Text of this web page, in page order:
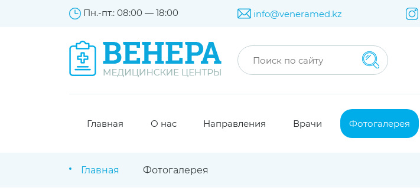
Пн.-пт.: 08:00 — 18:00 info@veneramed.kz
Главная О нас Направления Врачи Фотогалерея
Главная Фотогалерея